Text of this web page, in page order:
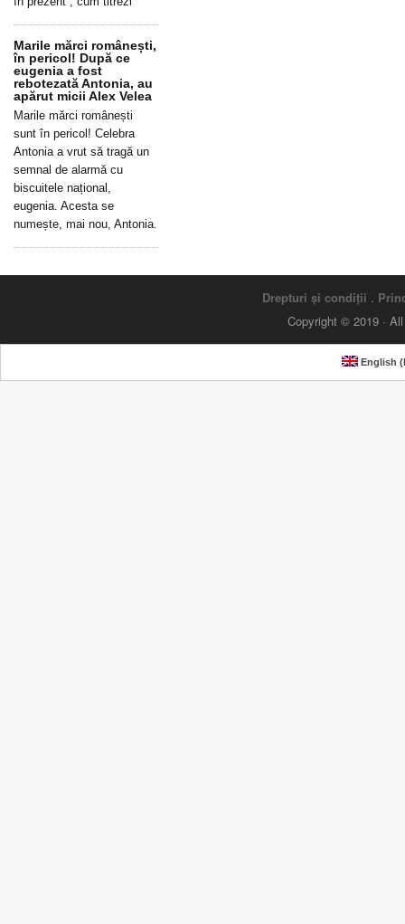
Marile mărci românești,
în pericol! După ce
eugenia a fost
rebotezată Antonia, au
apărut micii Alex Velea
Marile mărci românești
sunt în pericol! Celebra
Antonia a vrut să tragă un
semnal de alarmă cu
biscuitele național,
eugenia. Acesta se
numește, mai nou, Antonia.
Drepturi și condiții .
Copyright © 2019 ·
English (